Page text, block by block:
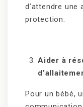
d’attendre une
protection.
Aider à
Pour un bébé,